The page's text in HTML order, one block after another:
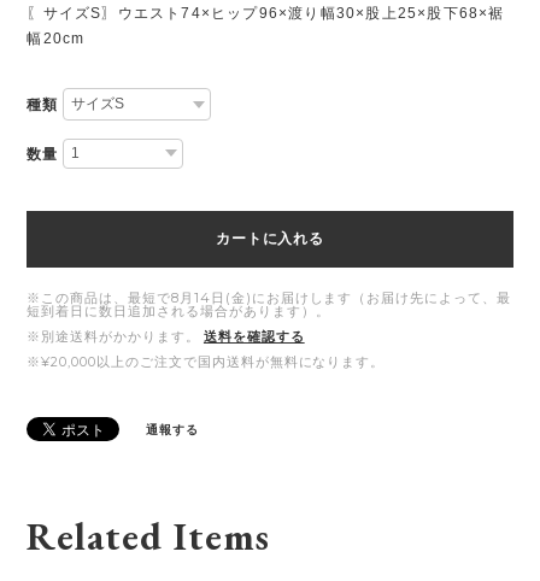
〖サイズS〗ウエスト74×ヒップ96×渡り幅30×股上25×股下68×裾
幅20cm
種類
数量
カートに入れる
※この商品は、最短で8月14日(金)にお届けします（お届け先によって、最
短到着日に数日追加される場合があります）。
※別途送料がかかります。
送料を確認する
※¥20,000以上のご注文で国内送料が無料になります。
通報する
Related Items